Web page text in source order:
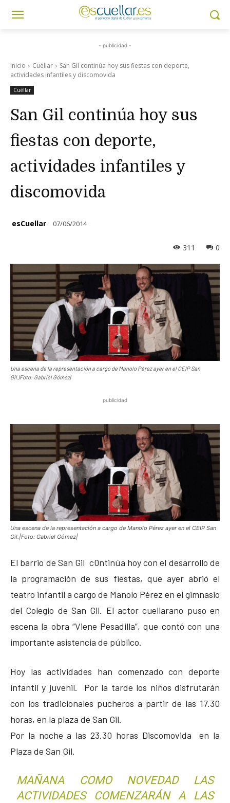
- publicidad -
Inicio Cuéllar
San Gil continúa hoy sus fiestas con deporte,
actividades infantiles y discomovida
Cuéllar
San Gil continúa hoy sus
fiestas con deporte,
actividades infantiles y
discomovida
esCuellar 07/06/2014
0
311
Una escena de la representación a cargo de Manolo Pérez ayer en el CEIP San
Gil.|Foto: Gabriel Gómez|
publicidad
Una escena de la representación a cargo de Manolo Pérez ayer en el CEIP San
Gil.|Foto: Gabriel Gómez|
El barrio de San Gil c0ntinúa hoy con el desarrollo de
la programación de sus fiestas, que ayer abrió el
teatro infantil a cargo de Manolo Pérez en el gimnasio
del Colegio de San Gil. El actor cuellarano puso en
escena la obra “Viene Pesadilla”, que contó con una
importante asistencia de público.
Hoy las actividades han comenzado con deporte
infantil y juvenil. Por la tarde los niños disfrutarán
con los tradicionales pucheros a partir de las 17.30
horas, en la plaza de San Gil.
Por la noche a las 23.30 horas Discomovida en la
Plaza de San Gil.
MAÑANA COMO NOVEDAD LAS
ACTIVIDADES COMENZARÁN A LAS